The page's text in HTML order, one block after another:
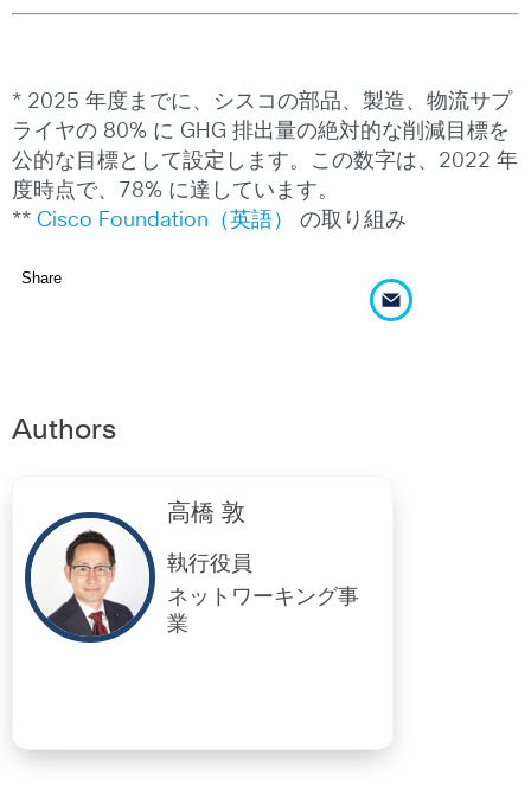
* 2025 年度までに、シスコの部品、製造、物流サプ
ライヤの 80% に GHG 排出量の絶対的な削減目標を
公的な目標として設定します。この数字は、2022 年
度時点で、78% に達しています。
** Cisco Foundation（英語） の取り組み
Share
Authors
高橋 敦
執行役員
ネットワーキング事
業